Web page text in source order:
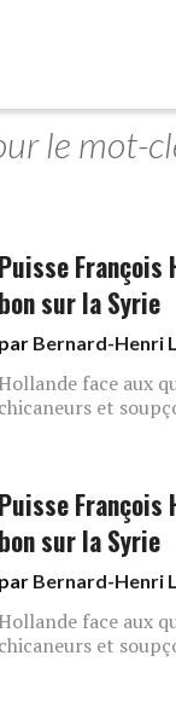
le mot-
Puisse François
bon sur la Syrie
par Bernard-Henri
Hollande face aux
chicaneurs et
Puisse François
bon sur la Syrie
par Bernard-Henri
Hollande face aux
chicaneurs et